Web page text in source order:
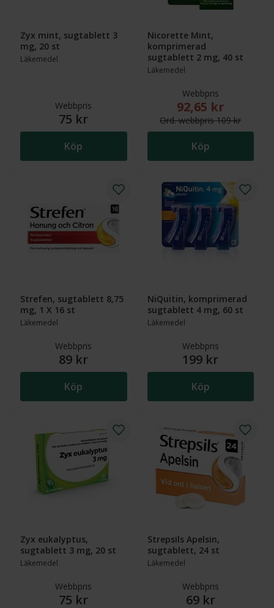
Zyx mint, sugtablett 3
mg, 20 st
Läkemedel
Webbpris
75 kr
Köp
Nicorette Mint,
komprimerad
sugtablett 2 mg, 40 st
Läkemedel
Webbpris
Nytt reducerat
92,65 kr
Ord.webbpris109 kr
Köp
Strefen, sugtablett 8,75
mg, 1 X 16 st
Läkemedel
Webbpris
89 kr
Köp
NiQuitin, komprimerad
sugtablett 4 mg, 60 st
Läkemedel
Webbpris
199 kr
Köp
Zyx eukalyptus,
sugtablett 3 mg, 20 st
Läkemedel
Webbpris
75 kr
Strepsils Apelsin,
sugtablett, 24 st
Läkemedel
Webbpris
69 kr